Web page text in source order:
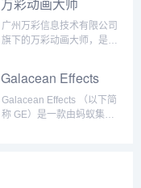
化、精美的包装设计，帮助
您突出品牌特色，吸引更多
目标客户。立即访问我们的
万彩动画大师
广州万彩信息技术有限公司
旗下的万彩动画大师，是一
制作软件，易上手，比AE、
flash软件简单很多， 一个
简单的软件，就可以做出专
Galacean Effects
Galacean Effects （以下简
称 GE）是一款由蚂蚁集团